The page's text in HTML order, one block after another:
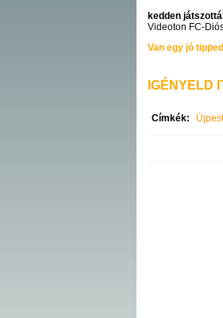
kedden
Videoton FC-
Van egy jó
IGÉNYELD
Címkék: